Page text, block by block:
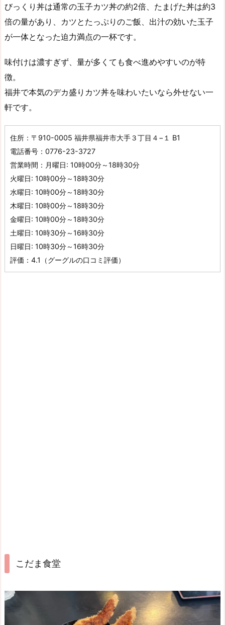
びっくり丼は通常の玉子カツ丼の約2倍、たまげた丼は約3
倍の量があり、カツとたっぷりのご飯、出汁の効いた玉子
が一体となった迫力満点の一杯です。
味付けは濃すぎず、量が多くても食べ進めやすいのが特
徴。
福井で本気のデカ盛りカツ丼を味わいたいなら外せない一
軒です。
住所：〒910-0005 福井県福井市大手３丁目４−１ B1
電話番号：0776-23-3727
営業時間：月曜日: 10時00分～18時30分
火曜日: 10時00分～18時30分
水曜日: 10時00分～18時30分
木曜日: 10時00分～18時30分
金曜日: 10時00分～18時30分
土曜日: 10時30分～16時30分
日曜日: 10時30分～16時30分
評価：4.1（グーグルの口コミ評価）
こだま食堂